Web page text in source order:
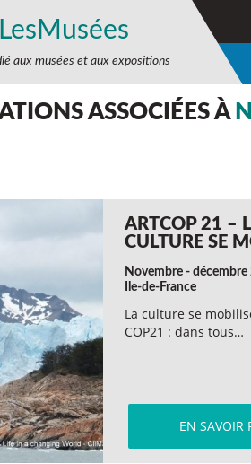
aux musées et aux expositions
ASSOCIÉES À
ARTCOP 21 –
CULTURE SE
Novembre - décembre
Ile-de-France
La culture se
COP21 : dans tous…
EN SAVOIR